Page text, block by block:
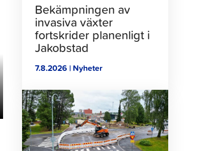
Bekämpningen av
invasiva växter
fortskrider planenligt i
Jakobstad
7.8.2026 | Nyheter
Klicka
för
att
läsa
artikeln